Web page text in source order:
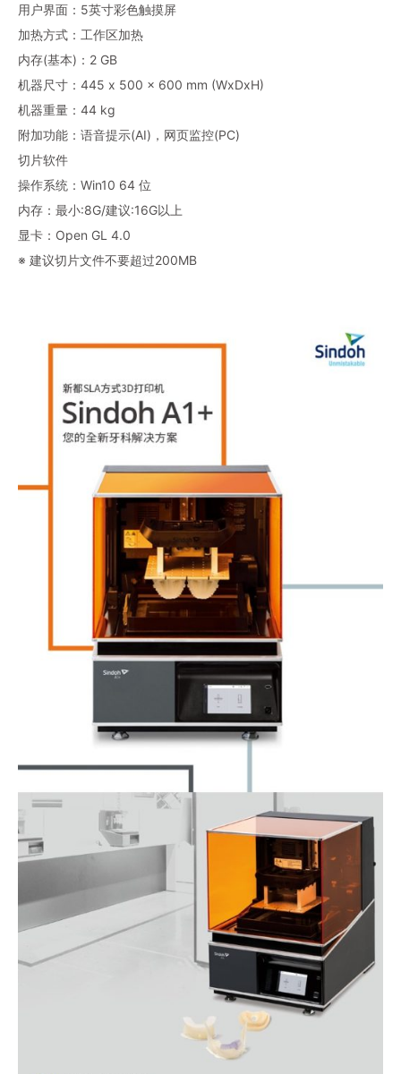
用户界面：5英寸彩色触摸屏
加热方式：工作区加热
内存(基本)：2 GB
机器尺寸：445 x 500 x 600 mm (WxDxH)
机器重量：44 kg
附加功能：语音提示(AI)，网页监控(PC)
切片软件
操作系统：Win10 64 位
内存：最小:8G/建议:16G以上
显卡：Open GL 4.0
※ 建议切片文件不要超过200MB